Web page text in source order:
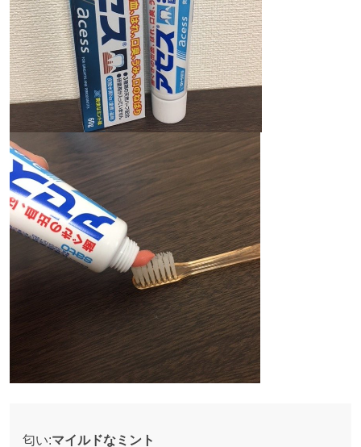
匂い:マイルドなミント